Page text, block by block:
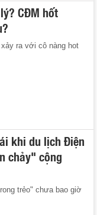
CĐM hốt
ra với cô nàng hot
khi du lịch Điện
chảy" cộng
trẻo" chưa bao giờ